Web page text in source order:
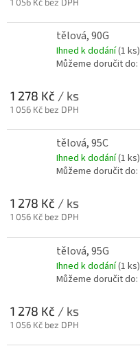
tělová, 90G
Ihned k dodání(1 ks)
Můžeme doručit do:
1 278 Kč / ks
1 056 Kč bez DPH
tělová, 95C
Ihned k dodání(1 ks)
Můžeme doručit do:
1 278 Kč / ks
1 056 Kč bez DPH
tělová, 95G
Ihned k dodání(1 ks)
Můžeme doručit do:
1 278 Kč / ks
1 056 Kč bez DPH